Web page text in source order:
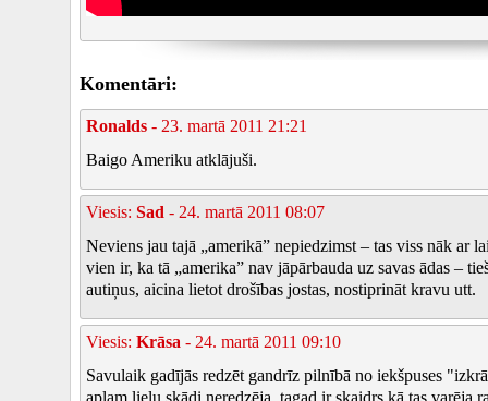
Komentāri:
Ronalds - 23. martā 2011 21:21
Baigo Ameriku atklājuši.
Viesis: Sad - 24. martā 2011 08:07
Neviens jau tajā „amerikā” nepiedzimst – tas viss nāk ar
vien ir, ka tā „amerika” nav jāpārbauda uz savas ādas –
autiņus, aicina lietot drošības jostas, nostiprināt kravu utt.
Viesis: Krāsa - 24. martā 2011 09:10
Savulaik gadījās redzēt gandrīz pilnībā no iekšpuses